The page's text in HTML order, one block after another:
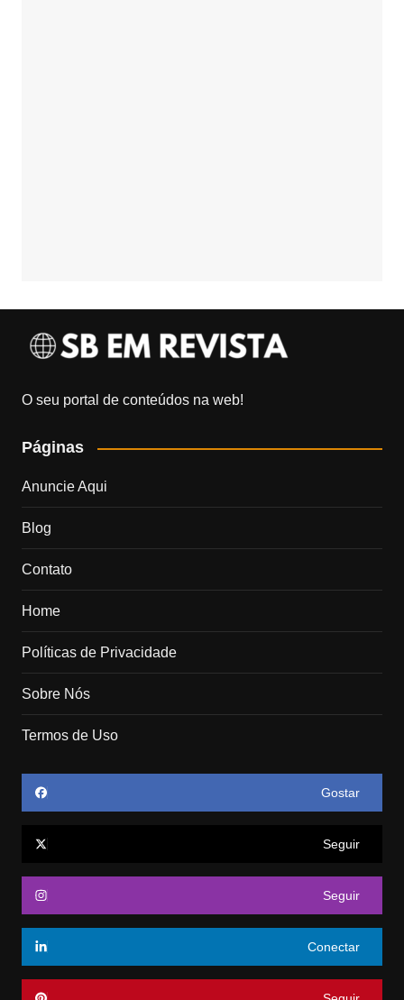
O seu portal de conteúdos na web!
Páginas
Anuncie Aqui
Blog
Contato
Home
Políticas de Privacidade
Sobre Nós
Termos de Uso
Gostar
Seguir
Seguir
Conectar